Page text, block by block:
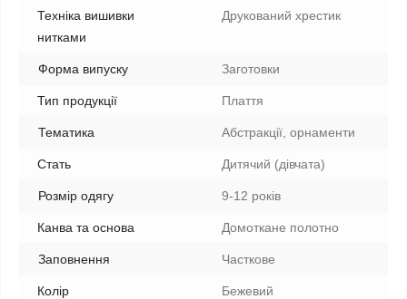
Техніка вишивки
нитками
Друкований хрестик
Форма випуску Заготовки
Тип продукції Плаття
Тематика Абстракції, орнаменти
Стать Дитячий (дівчата)
Розмір одягу 9-12 років
Канва та основа Домоткане полотно
Заповнення Часткове
Колір Бежевий